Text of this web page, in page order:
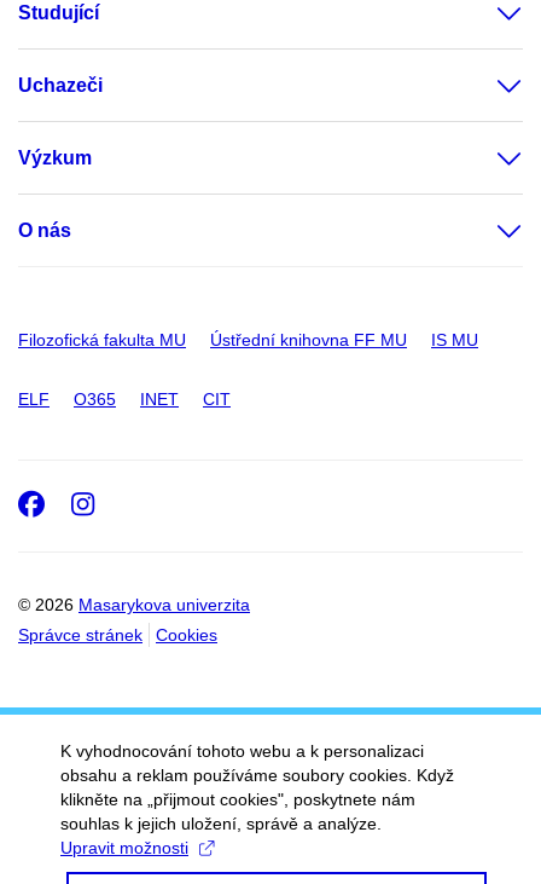
Studující
Uchazeči
Výzkum
O nás
Filozofická fakulta MU Ústřední knihovna FF MU IS MU
ELF O365 INET CIT
© 2026 Masarykova univerzita
Správce stránek
Cookies
Facebook
Instagram
K vyhodnocování tohoto webu a k personalizaci
obsahu a reklam používáme soubory cookies. Když
klikněte na „přijmout cookies", poskytnete nám
souhlas k jejich uložení, správě a analýze.
Upravit možnosti